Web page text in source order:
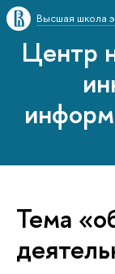
Высшая школа
Центр
Тема